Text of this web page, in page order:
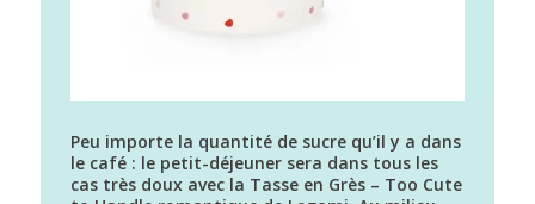
Peu importe la quantité de sucre qu’il y a dans
le café : le petit-déjeuner sera dans tous les
cas très doux avec la Tasse en Grès – Too Cute